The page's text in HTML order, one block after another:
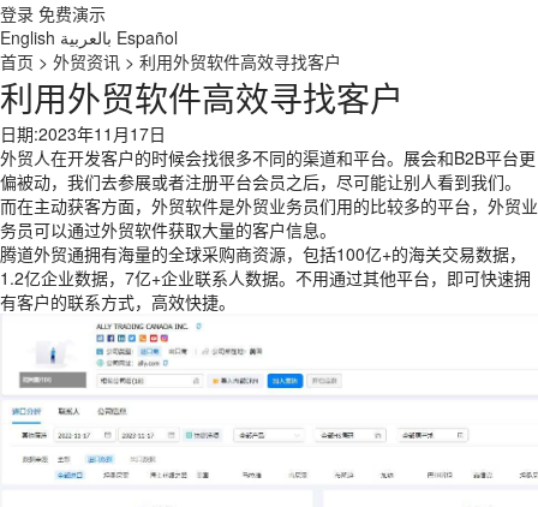
登录 免费演示
English بالعربية Español
首页 > 外贸资讯 > 利用外贸软件高效寻找客户
利用外贸软件高效寻找客户
日期:2023年11月17日
外贸人在开发客户的时候会找很多不同的渠道和平台。展会和B2B平台更
偏被动，我们去参展或者注册平台会员之后，尽可能让别人看到我们。
而在主动获客方面，外贸软件是外贸业务员们用的比较多的平台，外贸业
务员可以通过外贸软件获取大量的客户信息。
腾道外贸通拥有海量的全球采购商资源，包括100亿+的海关交易数据，
1.2亿企业数据，7亿+企业联系人数据。不用通过其他平台，即可快速拥
有客户的联系方式，高效快捷。